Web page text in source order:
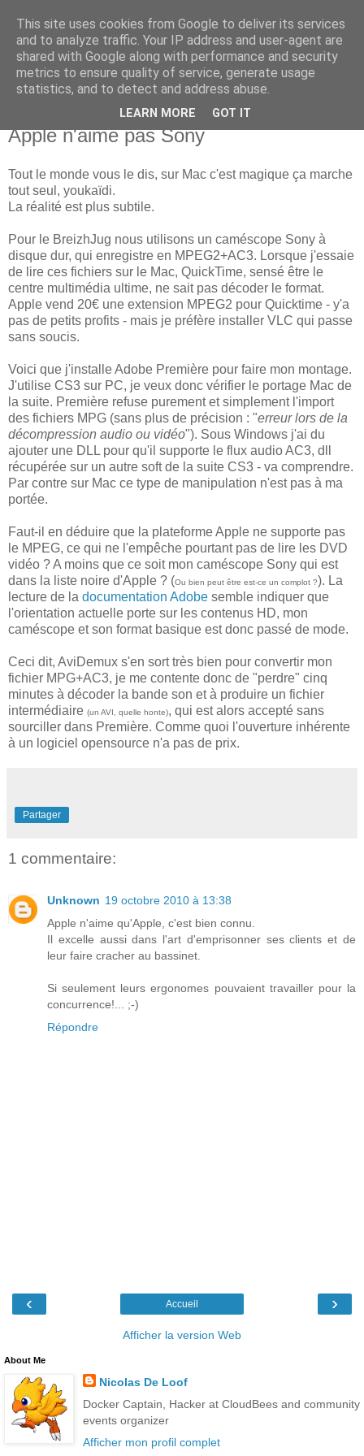
new Blog( perso );
Yet another Java blog, comme on dit
Apple n'aime pas Sony
Tout le monde vous le dis, sur Mac c'est magique ça marche
tout seul, youkaïdi.
La réalité est plus subtile.
Pour le BreizhJug nous utilisons un caméscope Sony à
disque dur, qui enregistre en MPEG2+AC3. Lorsque j'essaie
de lire ces fichiers sur le Mac, QuickTime, sensé être le
centre multimédia ultime, ne sait pas décoder le format.
Apple vend 20€ une extension MPEG2 pour Quicktime - y'a
pas de petits profits - mais je préfère installer VLC qui passe
sans soucis.
Voici que j'installe Adobe Première pour faire mon montage.
J'utilise CS3 sur PC, je veux donc vérifier le portage Mac de
la suite. Première refuse purement et simplement l'import
des fichiers MPG (sans plus de précision : "erreur lors de la
décompression audio ou vidéo"). Sous Windows j'ai du
ajouter une DLL pour qu'il supporte le flux audio AC3, dll
récupérée sur un autre soft de la suite CS3 - va comprendre.
Par contre sur Mac ce type de manipulation n'est pas à ma
portée.
Faut-il en déduire que la plateforme Apple ne supporte pas
le MPEG, ce qui ne l'empêche pourtant pas de lire les DVD
vidéo ? A moins que ce soit mon caméscope Sony qui est
dans la liste noire d'Apple ? (Ou bien peut être est-ce un complot ?). La
lecture de la documentation Adobe semble indiquer que
l'orientation actuelle porte sur les contenus HD, mon
caméscope et son format basique est donc passé de mode.
Ceci dit, AviDemux s'en sort très bien pour convertir mon
fichier MPG+AC3, je me contente donc de "perdre" cinq
minutes à décoder la bande son et à produire un fichier
intermédiaire (un AVI, quelle honte), qui est alors accepté sans
sourciller dans Première. Comme quoi l'ouverture inhérente
à un logiciel opensource n'a pas de prix.
Partager
1 commentaire:
Unknown 19 octobre 2010 à 13:38
Apple n'aime qu'Apple, c'est bien connu.
Il excelle aussi dans l'art d'emprisonner ses clients et de
leur faire cracher au bassinet.
Si seulement leurs ergonomes pouvaient travailler pour la
concurrence!... ;-)
Répondre
‹ ›
Accueil
Afficher la version Web
About Me
Nicolas De Loof
Docker Captain, Hacker at CloudBees and community
events organizer
Afficher mon profil complet
This site uses cookies from Google to deliver its services
and to analyze traffic. Your IP address and user-agent are
shared with Google along with performance and security
metrics to ensure quality of service, generate usage
statistics, and to detect and address abuse.
LEARN MORE GOT IT